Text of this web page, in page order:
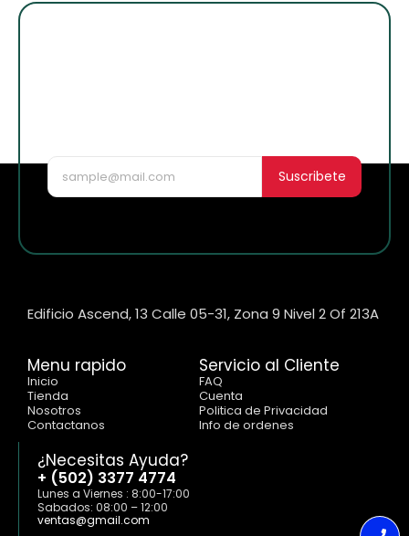
Suscribete
Edificio Ascend, 13 Calle 05-31, Zona 9 Nivel 2 Of 213A
Menu rapido
Inicio
Tienda
Nosotros
Contactanos
Servicio al Cliente
FAQ
Cuenta
Politica de Privacidad
Info de ordenes
¿Necesitas Ayuda?
+ (502) 3377 4774
Lunes a Viernes : 8:00-17:00
Sabados: 08:00 – 12:00
ventas@gmail.com